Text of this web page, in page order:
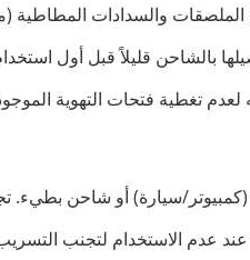
الملصقات والسدادات المطاطية
بالشاحن قليلاً قبل أول
تغطية فتحات التهوية
عدم الاستخدام لتجنب